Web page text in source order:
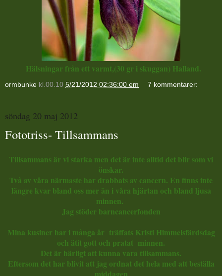
Hälsningar från ett varmt,(30 gr i skuggan) Halland.
ormbunke kl.00.10 5/21/2012 02:36:00 em 7 kommentarer:
söndag 20 maj 2012
Fototriss- Tillsammans
Tillsammans är vi starka men det är inte alltid det blir som vi
önskar.
Två av våra närmaste har drabbats av cancern. En finns inte
längre kvar bland oss mer än i våra hjärtan och bland ljusa
minnen.
Jag stöder barncancerfonden
Mina kusiner har i många år träffats Kristi Himmelsfärdsdag
och ätit gott och pratat minnen.
Det är härligt att kunna vara tillsammans.
Eftersom det har blivit att jag ordnat det hela med att beställa
middagen